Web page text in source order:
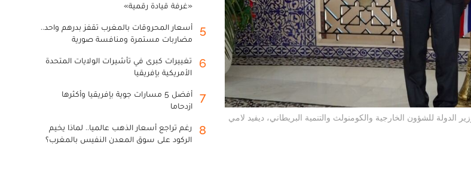
الدولة للشؤون الخارجية والكومنولث والتنمية البريطاني، ديفيد لامي
«غرفة قيادة رقمية»
5
أسعار المحروقات بالمغرب تقفز بدرهم واحد..
مضاربات مستمرة ومنافسة صورية
6
تغييرات كبرى في تأشيرات الولايات المتحدة
الأمريكية بإفريقيا
7
أفضل 5 مسارات جوية بإفريقيا وأكثرها
ازدحاما
8
رغم تراجع أسعار الذهب عالميا.. لماذا يخيم
الركود على سوق المعدن النفيس بالمغرب؟